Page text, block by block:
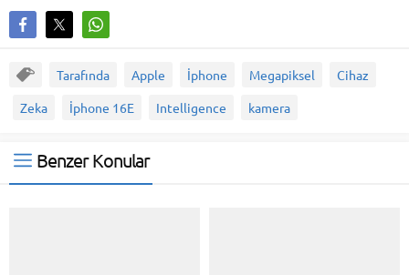
Tarafında Apple İphone Megapiksel
Cihaz
Zeka
İphone 16E Intelligence kamera
Benzer Konular